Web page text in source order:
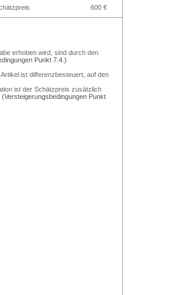
600 €
erhoben wird, sind durch den
Punkt 7.4.)
ist differenzbesteuert, auf den
ist der Schätzpreis zusätzlich
(Versteigerungsbedingungen Punkt